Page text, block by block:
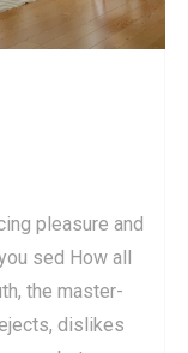
pleasure and
sed How all
the master-
dislikes